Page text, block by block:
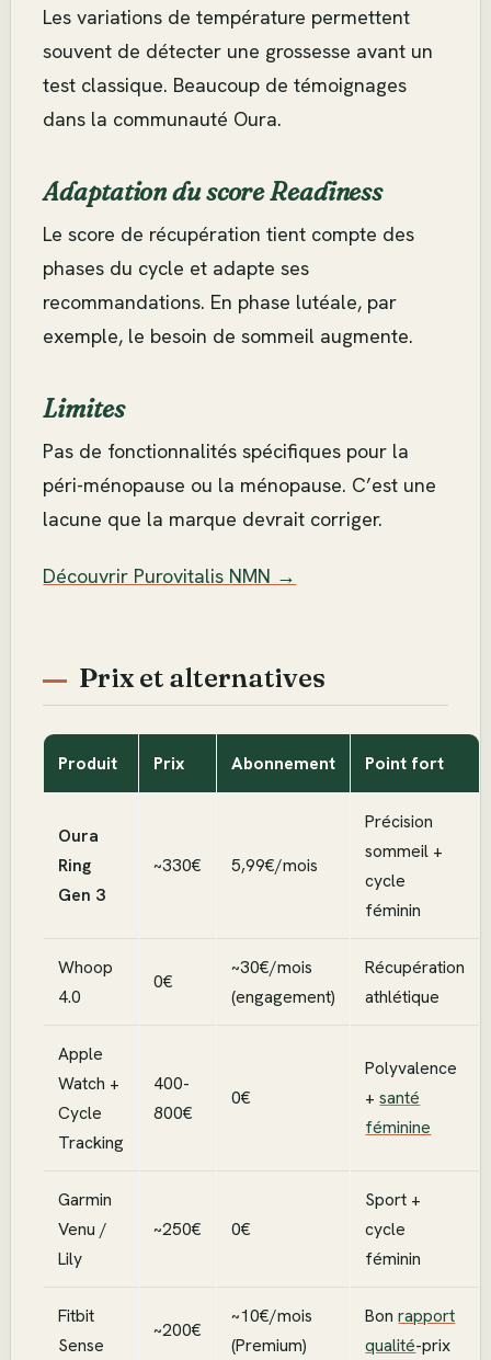
Les variations de température permettent
souvent de détecter une grossesse avant un
test classique. Beaucoup de témoignages
dans la communauté Oura.
Adaptation du score Readiness
Le score de récupération tient compte des
phases du cycle et adapte ses
recommandations. En phase lutéale, par
exemple, le besoin de sommeil augmente.
Limites
Pas de fonctionnalités spécifiques pour la
péri-ménopause ou la ménopause. C’est une
lacune que la marque devrait corriger.
Découvrir Purovitalis NMN →
Prix et alternatives
Produit Prix Abonnement Point fort
Oura
Ring
Gen 3
~330€ 5,99€/mois
Précision
sommeil +
cycle
féminin
Whoop
4.0
0€
~30€/mois
(engagement)
Récupération
athlétique
Apple
Watch +
Cycle
Tracking
400-
800€
0€
Polyvalence
+santé
féminine
Garmin
Venu /
Lily
~250€ 0€
Sport +
cycle
féminin
Fitbit
Sense
~200€
~10€/mois
(Premium)
Bonrapport
qualité-prix